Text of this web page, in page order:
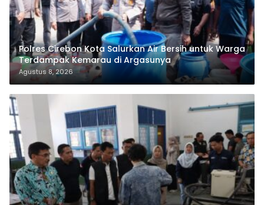
Polres Cirebon Kota Salurkan Air Bersih untuk Warga
Terdampak Kemarau di Argasunya
Agustus 8, 2026